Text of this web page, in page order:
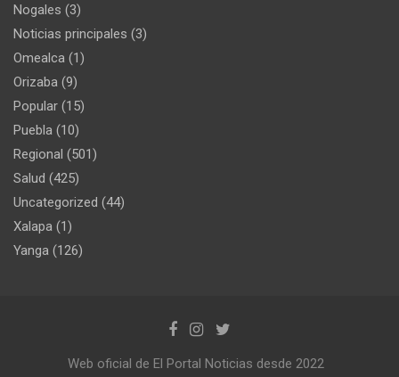
Nogales (3)
Noticias principales (3)
Omealca (1)
Orizaba (9)
Popular (15)
Puebla (10)
Regional (501)
Salud (425)
Uncategorized (44)
Xalapa (1)
Yanga (126)
Web oficial de El Portal Noticias desde 2022